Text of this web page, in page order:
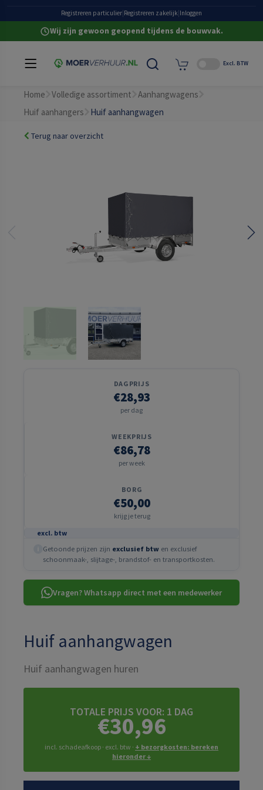
Grote eigen voorraadRegistreren particulier Registreren zakelijk Inloggen
Wij zijn gewoon geopend tijdens de bouwvak.
Excl. BTW
Home Volledige assortiment
Aanhangwagens
Huif aanhangers
Huif aanhangwagen
Terug naar overzicht
DAGPRIJS
€28,93
per dag
WEEKPRIJS
€86,78
per week
BORG
€50,00
krijg je terug
excl. btw
Getoonde prijzen zijn exclusief btw en exclusief
schoonmaak-, slijtage-, brandstof- en transportkosten.
Vragen? Whatsapp direct met een medewerker
Huif aanhangwagen
Huif aanhangwagen huren
TOTALE PRIJS VOOR: 1 DAG
€30,96
incl. schadeafkoop · excl. btw · + bezorgkosten: bereken
hieronder ↓